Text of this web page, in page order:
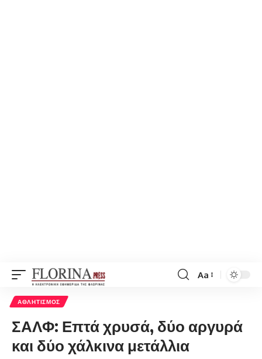
Font
Aa
ΑΘΛΗΤΙΣΜΌΣ
ΣΑΛΦ: Επτά χρυσά, δύο αργυρά
και δύο χάλκινα μετάλλια